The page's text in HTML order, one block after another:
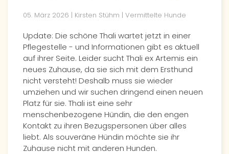
05. März 2026 | Kirsten Stühm | Vermittelte Hunde
Update: Die schöne Thali wartet jetzt in einer
Pflegestelle - und Informationen gibt es aktuell
auf ihrer Seite. Leider sucht Thali ex Artemis ein
neues Zuhause, da sie sich mit dem Ersthund
nicht versteht! Deshalb muss sie wieder
umziehen und wir suchen dringend einen neuen
Platz für sie. Thali ist eine sehr
menschenbezogene Hündin, die den engen
Kontakt zu ihren Bezugspersonen über alles
liebt. Als souveräne Hündin möchte sie ihr
Zuhause nicht mit anderen Hunden.